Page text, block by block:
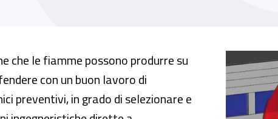
pubblicato l’approfondimento sui metodi
che le fiamme possono produrre su
con un buon lavoro di
preventivi, in grado di selezionare e